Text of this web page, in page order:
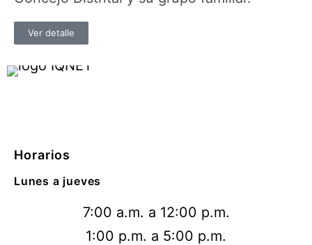
Ver detalle
Horarios
Lunes a jueves
7:00 a.m. a 12:00 p.m.
1:00 p.m. a 5:00 p.m.